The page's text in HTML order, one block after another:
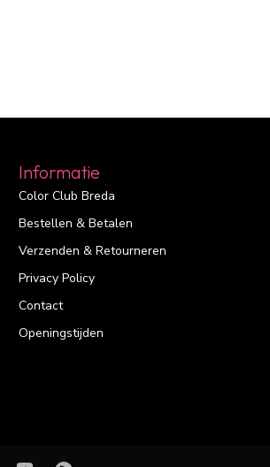
Informatie
Color Club Breda
Bestellen & Betalen
Verzenden & Retourneren
Privacy Policy
Contact
Openingstijden